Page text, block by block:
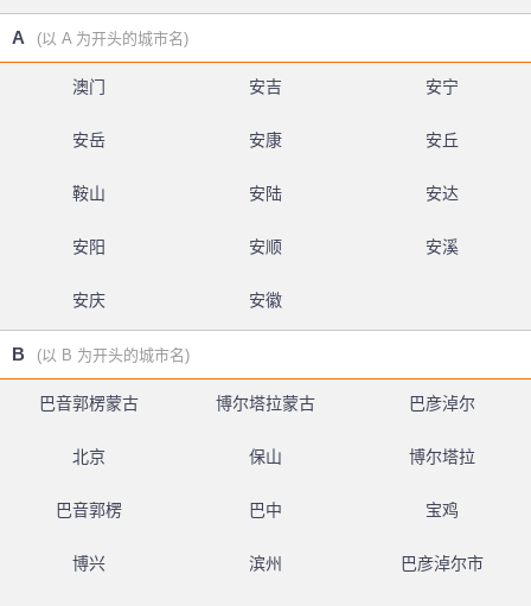
A (以 A 为开头的城市名)
澳门 安吉 安宁
安岳 安康 安丘
鞍山 安陆 安达
安阳 安顺 安溪
安庆 安徽
B (以 B 为开头的城市名)
巴音郭楞蒙古 博尔塔拉蒙古 巴彦淖尔
北京 保山 博尔塔拉
巴音郭楞 巴中 宝鸡
博兴 滨州 巴彦淖尔市